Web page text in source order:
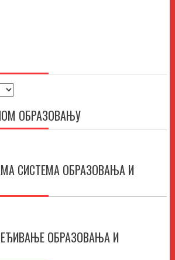
ОБРАЗОВАЊУ
СИСТЕМА ОБРАЗОВАЊА И
ОБРАЗОВАЊА И